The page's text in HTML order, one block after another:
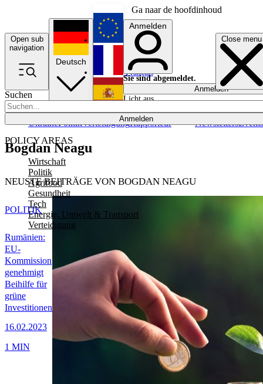
Ga naar de hoofdinhoud
Open sub
navigation
Close menu
Suchen
Anmelden
POLICY AREAS
Wirtschaft
Politik
Agrifood
Gesundheit
Tech
Energie, Umwelt & Transport
Verteidigung
UkrainePolitikVerteidigungRapporteur NewslettersEvents
Deutsch
English
Français
Anmelden
Sie sind abgemeldet.
Anmelden
Licht aus
Bogdan Neagu
NEUSTE BEITRÄGE VON BOGDAN NEAGU
Rumänien:
EU-
Kommission
genehmigt
Beihilfe für
grüne
Investitionen
16.02.2023
POLITIK
1 MIN